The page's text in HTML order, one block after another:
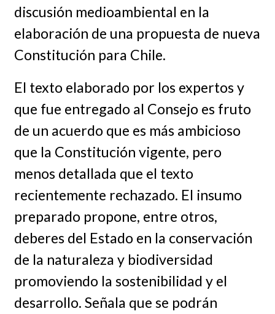
discusión medioambiental en la
elaboración de una propuesta de nueva
Constitución para Chile.
El texto elaborado por los expertos y
que fue entregado al Consejo es fruto
de un acuerdo que es más ambicioso
que la Constitución vigente, pero
menos detallada que el texto
recientemente rechazado. El insumo
preparado propone, entre otros,
deberes del Estado en la conservación
de la naturaleza y biodiversidad
promoviendo la sostenibilidad y el
desarrollo. Señala que se podrán